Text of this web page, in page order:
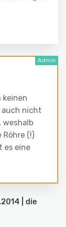
keinen
auch nicht
weshalb
(!)
es eine
| die